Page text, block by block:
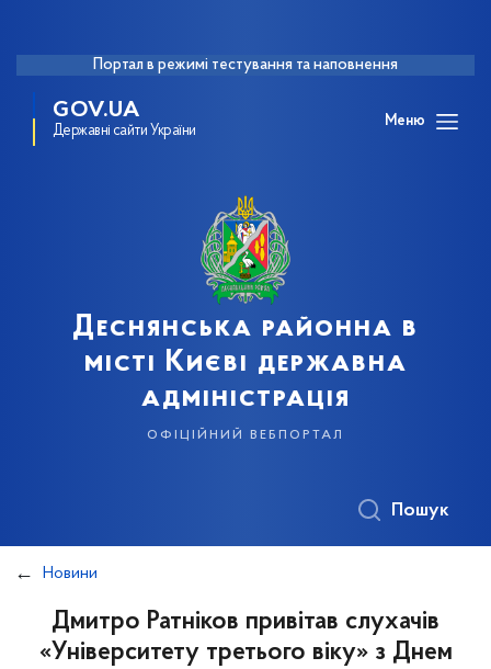
Портал в режимі тестування та наповнення
GOV.UA
Державні сайти України
Меню
Деснянська районна в
місті Києві державна
адміністрація
офіційний вебпортал
Пошук
Новини
Дмитро Ратніков привітав слухачів
«Університету третього віку» з Днем